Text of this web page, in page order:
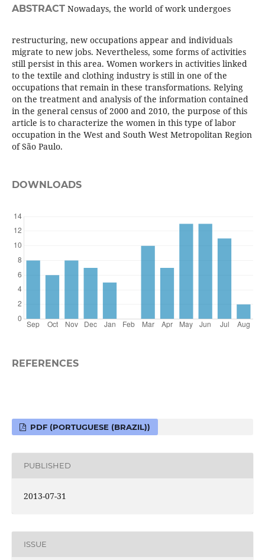
ABSTRACTNowadays, the world of work undergoes
restructuring, new occupations appear and individuals
migrate to new jobs. Nevertheless, some forms of activities
still persist in this area. Women workers in activities linked
to the textile and clothing industry is still in one of the
occupations that remain in these transformations. Relying
on the treatment and analysis of the information contained
in the general census of 2000 and 2010, the purpose of this
article is to characterize the women in this type of labor
occupation in the West and South West Metropolitan Region
of São Paulo.
DOWNLOADS
REFERENCES
PDF (PORTUGUESE (BRAZIL))
PUBLISHED
2013-07-31
ISSUE